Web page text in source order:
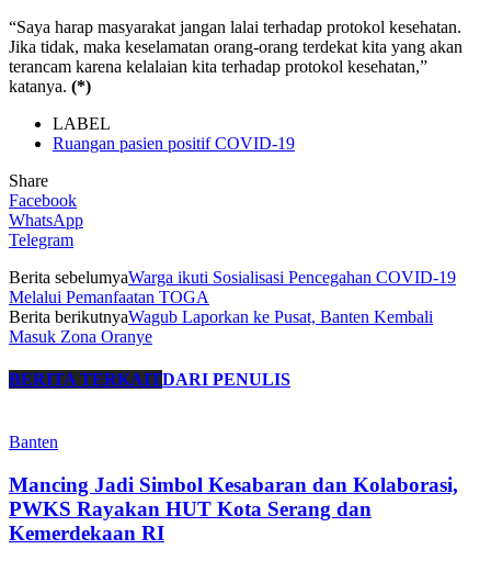
“Saya harap masyarakat jangan lalai terhadap protokol kesehatan.
Jika tidak, maka keselamatan orang-orang terdekat kita yang akan
terancam karena kelalaian kita terhadap protokol kesehatan,”
katanya. (*)
LABEL
Ruangan pasien positif COVID-19
Share
Facebook
WhatsApp
Telegram
Berita sebelumyaWarga ikuti Sosialisasi Pencegahan COVID-19
Melalui Pemanfaatan TOGA
Berita berikutnyaWagub Laporkan ke Pusat, Banten Kembali
Masuk Zona Oranye
BERITA TERKAITDARI PENULIS
Banten
Mancing Jadi Simbol Kesabaran dan Kolaborasi,
PWKS Rayakan HUT Kota Serang dan
Kemerdekaan RI